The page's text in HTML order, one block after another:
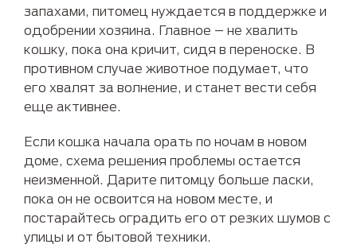
запахами, питомец нуждается в поддержке и
одобрении хозяина. Главное – не хвалить
кошку, пока она кричит, сидя в переноске. В
противном случае животное подумает, что
его хвалят за волнение, и станет вести себя
еще активнее.
Если кошка начала орать по ночам в новом
доме, схема решения проблемы остается
неизменной. Дарите питомцу больше ласки,
пока он не освоится на новом месте, и
постарайтесь оградить его от резких шумов с
улицы и от бытовой техники.